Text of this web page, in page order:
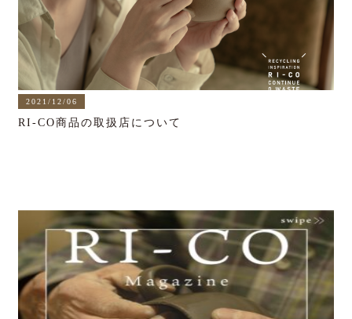
2021/12/06
RI-CO商品の取扱店について